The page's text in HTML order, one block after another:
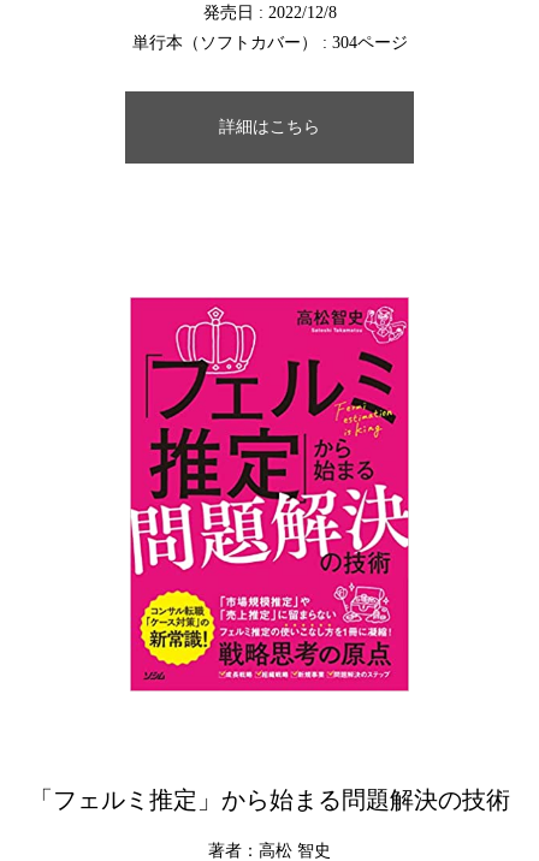
発売日 : 2022/12/8
単行本（ソフトカバー） : 304ページ
詳細はこちら
「フェルミ推定」から始まる問題解決の技術
著者：高松 智史